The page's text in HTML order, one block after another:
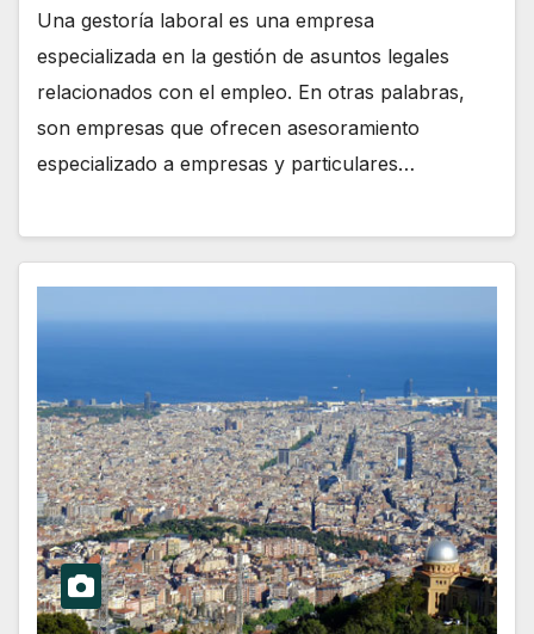
Una gestoría laboral es una empresa
especializada en la gestión de asuntos legales
relacionados con el empleo. En otras palabras,
son empresas que ofrecen asesoramiento
especializado a empresas y particulares…